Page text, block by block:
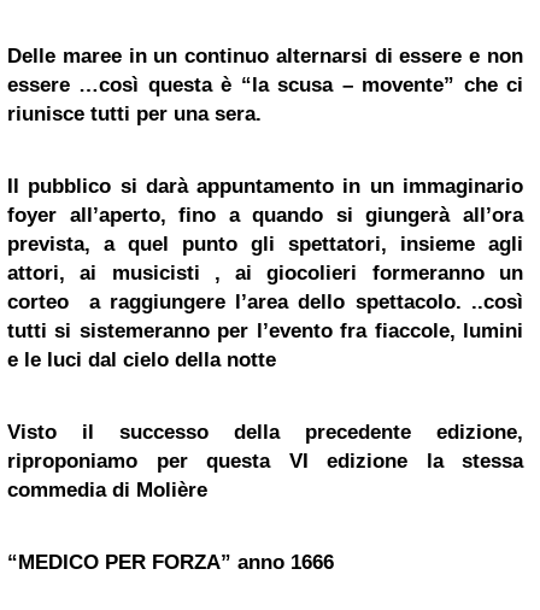
Delle maree in un continuo alternarsi di essere e non
essere …così questa è “la scusa – movente” che ci
riunisce tutti per una sera.
Il pubblico si darà appuntamento in un immaginario
foyer all’aperto, fino a quando si giungerà all’ora
prevista, a quel punto gli spettatori, insieme agli
attori, ai musicisti , ai giocolieri formeranno un
corteo a raggiungere l’area dello spettacolo. ..così
tutti si sistemeranno per l’evento fra fiaccole, lumini
e le luci dal cielo della notte
Visto il successo della precedente edizione,
riproponiamo per questa VI edizione la stessa
commedia di Molière
“MEDICO PER FORZA” anno 1666